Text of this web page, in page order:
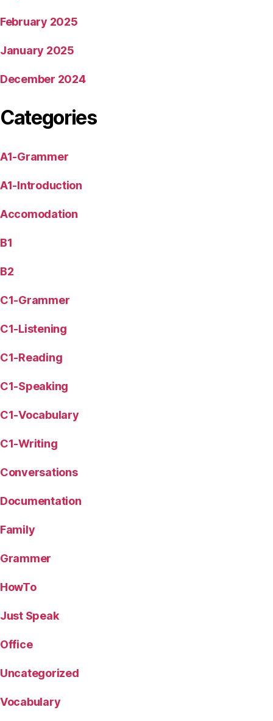
February 2025
January 2025
December 2024
Categories
A1-Grammer
A1-Introduction
Accomodation
B1
B2
C1-Grammer
C1-Listening
C1-Reading
C1-Speaking
C1-Vocabulary
C1-Writing
Conversations
Documentation
Family
Grammer
HowTo
Just Speak
Office
Uncategorized
Vocabulary